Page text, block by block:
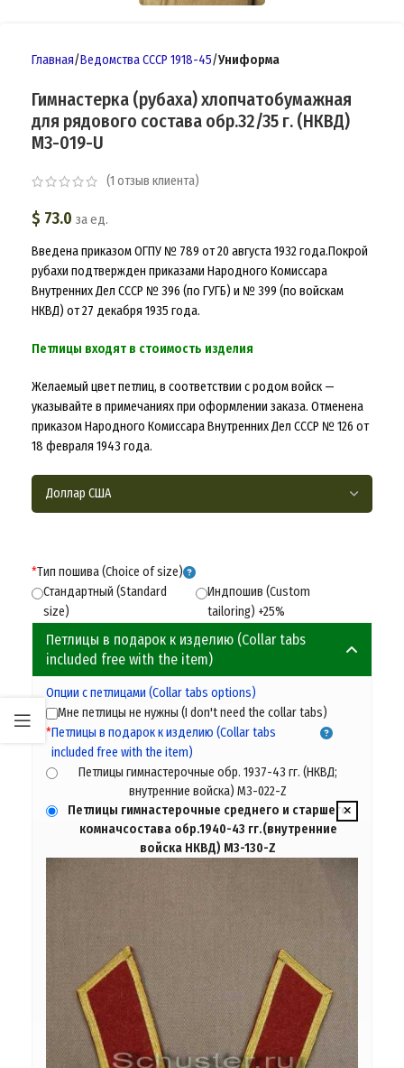
Главная Ведомства СССР 1918-45 Униформа
Гимнастерка (рубаха) хлопчатобумажная
для рядового состава обр.32/35 г. (НКВД)
M3-019-U
(1 отзыв клиента)
$ 73.0 за ед.
Введена приказом ОГПУ № 789 от 20 августа 1932 года.Покрой
рубахи подтвержден приказами Народного Комиссара
Внутренних Дел СССР № 396 (по ГУГБ) и № 399 (по войскам
НКВД) от 27 декабря 1935 года.
Петлицы входят в стоимость изделия
Желаемый цвет петлиц, в соответствии с родом войск —
указывайте в примечаниях при оформлении заказа. Отменена
приказом Народного Комиссара Внутренних Дел СССР № 126 от
18 февраля 1943 года.
*Тип пошива (Choice of size)
Стандартный (Standard
size)
Индпошив (Custom
tailoring) +25%
Петлицы в подарок к изделию (Collar tabs
included free with the item)
Опции с петлицами (Сollar tabs options)
Мне петлицы не нужны (I don't need the collar tabs)
*Петлицы в подарок к изделию (Collar tabs
included free with the item)
Петлицы гимнастерочные обр. 1937-43 гг. (НКВД;
внутренние войска) M3-022-Z
Петлицы гимнастерочные среднего и старшего
комначсостава обр.1940-43 гг.(внутренние
войска НКВД) M3-130-Z